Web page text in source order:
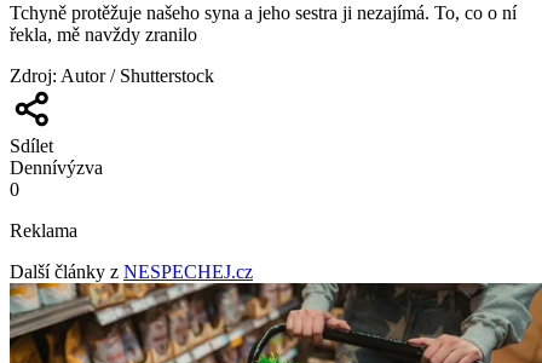
Tchyně protěžuje našeho syna a jeho sestra ji nezajímá. To, co o ní
řekla, mě navždy zranilo
Zdroj: Autor / Shutterstock
Sdílet
Dennívýzva
0
Reklama
Další články z NESPECHEJ.cz